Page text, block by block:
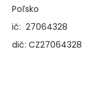
Poľsko
ič: 27064328
dič: CZ27064328